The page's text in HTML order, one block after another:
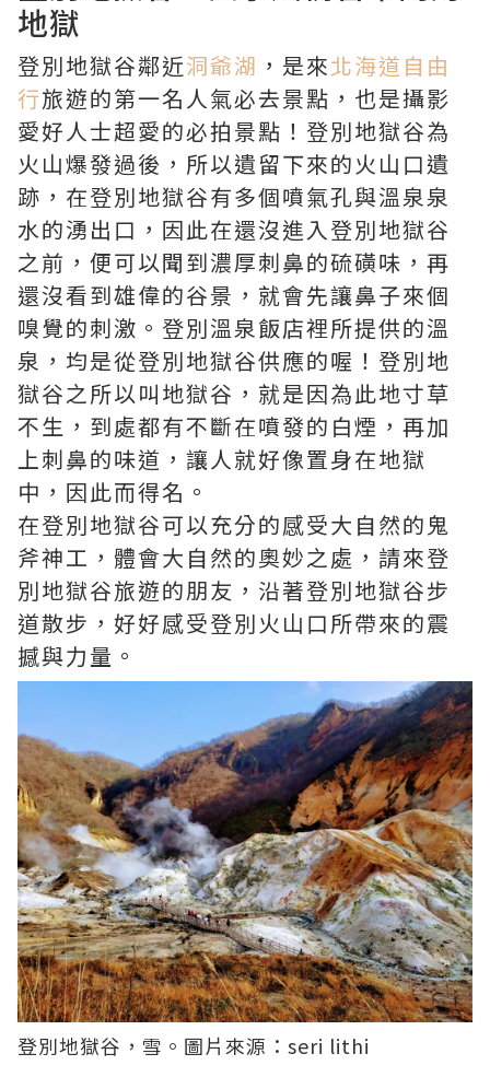
地獄
登別地獄谷鄰近洞爺湖 ，是來北海道自由
行旅遊的第一名人氣必去景點，也是攝影
愛好人士超愛的必拍景點！登別地獄谷為
火山爆發過後，所以遺留下來的火山口遺
跡，在登別地獄谷有多個噴氣孔與溫泉泉
水的湧出口，因此在還沒進入登別地獄谷
之前，便可以聞到濃厚刺鼻的硫磺味，再
還沒看到雄偉的谷景，就會先讓鼻子來個
嗅覺的刺激。登別溫泉飯店裡所提供的溫
泉，均是從登別地獄谷供應的喔！登別地
獄谷之所以叫地獄谷，就是因為此地寸草
不生，到處都有不斷在噴發的白煙，再加
上刺鼻的味道，讓人就好像置身在地獄
中，因此而得名。
在登別地獄谷可以充分的感受大自然的鬼
斧神工，體會大自然的奧妙之處，請來登
別地獄谷旅遊的朋友，沿著登別地獄谷步
道散步，好好感受登別火山口所帶來的震
撼與力量。
登別地獄谷，雪。圖片來源： seri lithi